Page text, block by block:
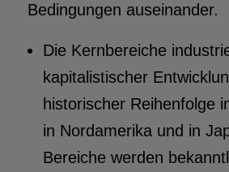
Bedingungen auseinander.
Die Kernbereiche
kapitalistischer
historischer Reihenfolge
in Nordamerika und in
Bereiche werden